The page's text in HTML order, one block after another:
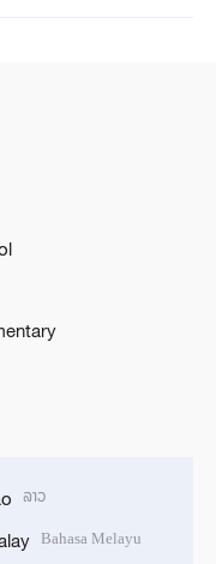
ລາວ
Bahasa Melayu